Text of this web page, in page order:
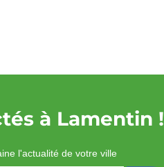
à Lamentin !
l'actualité de votre ville